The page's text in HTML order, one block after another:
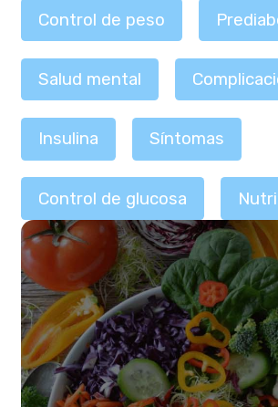
Control de peso
Salud mental
Insulina Síntomas
Control de glucosa